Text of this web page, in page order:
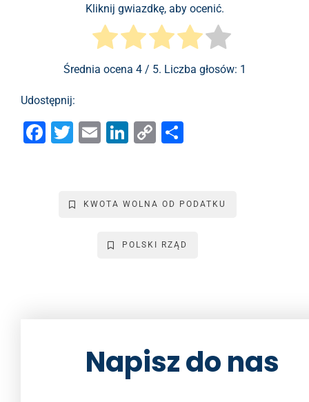
Kliknij gwiazdkę, aby ocenić.
Średnia ocena 4/ 5. Liczba głosów: 1
Udostępnij:
F
T
er
E
l
Li
e
n
C
y
n
e
KWOTA WOLNA OD PODATKU
POLSKI RZĄD
Napisz do nas